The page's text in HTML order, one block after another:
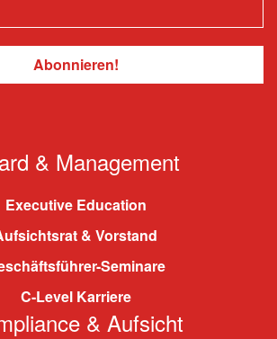
& Management
Executive Education
& Vorstand
Seminare
C-Level Karriere
& Aufsicht